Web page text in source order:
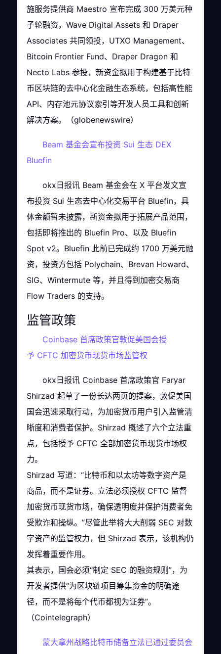
施服务提供商 Maestro 宣布完成 300 万美元种
子轮融资，Wave Digital Assets 和 Draper
Associates 共同领投，UTXO Management、
Bitcoin Frontier Fund、Draper Dragon 和
Necto Labs 参投，新资金拟用于构建基于比特
币区块链的去中心化金融生态系统，包括高性能
API、内存池元协议索引等开发人员工具和创新
解决方案。（globenewswire）
Beam 基金会宣布投资 Sui 生态 DEX
Bluefin
okx日报讯 Beam 基金会在 X 平台发文宣
布投资 Sui 生态去中心化交易平台 Bluefin，具
体金额暂未披露，新资金拟用于拓展产品范围，
包括即将推出的 Bluefin Pro、以及 Bluefin
Spot v2。Bluefin 此前已完成约 1700 万美元融
资，投资方包括 Polychain、Brevan Howard、
SIG、Wintermute 等，并且得到加密交易商
Flow Traders 的支持。
监管政策
Coinbase 首席政策官敦促美国会授
予 CFTC 加密货币现货市场监管权
okx日报讯 Coinbase 首席政策官 Faryar
Shirzad 起草了一份长达两页的提案，敦促美国
国会迅速采取行动，为加密货币用户引入监管清
晰度和消费者保护。Shirzad 概述了六个立法重
点，包括授予 CFTC 全部加密货币现货市场权
力。
Shirzad 写道：“比特币和以太坊等数字资产是
商品，而不是证券。立法必须授权 CFTC 监督
加密货币现货市场，确保透明度并保护消费者免
受欺诈和操纵。”尽管此举将大大削弱 SEC 对数
字资产的监管权力，但 Shirzad 表示，该机构仍
发挥着重要作用。
其表示，国会必须“制定 SEC 的融资规则”，为
开发者提供“为区块链项目筹集资金的明确途
径，而不是将每个代币都视为证券”。
（Cointelegraph）
蒙大拿州战略比特币储备立法已通过委员会